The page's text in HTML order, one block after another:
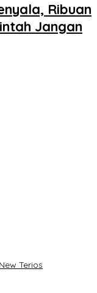
Ribuan
Jangan
Terios